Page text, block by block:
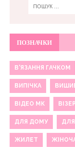
ПОЗНАЧКИ
В'ЯЗАННЯ ГАЧКОМ
ВИПІЧКА
ВІДЕО МК
ДЛЯ ДОМУ
ЖИЛЕТ